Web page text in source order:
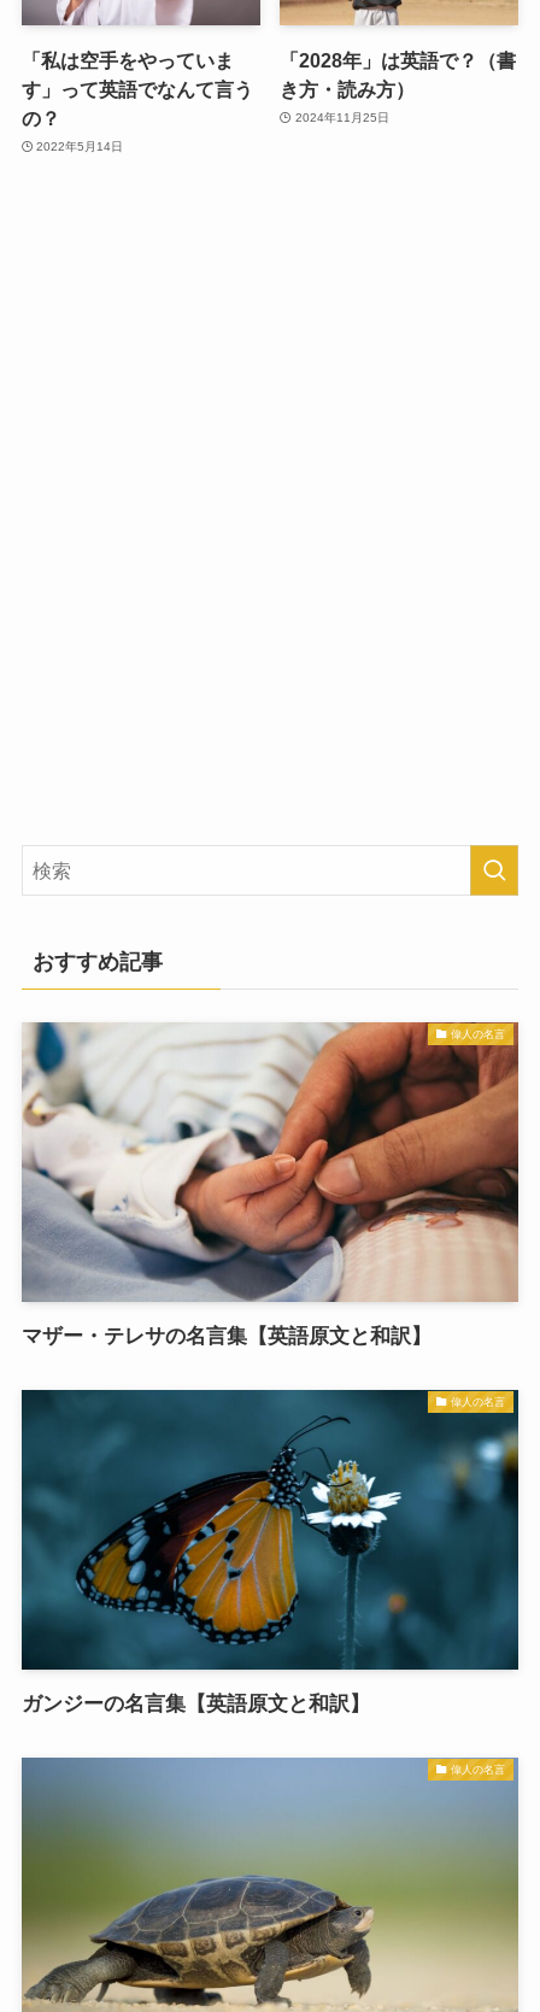
「私は空手をやっていま
す」って英語でなんて言う
の？
2022年5月14日
「2028年」は英語で？（書
き方・読み方）
2024年11月25日
おすすめ記事
偉人の名言
マザー・テレサの名言集【英語原文と和訳】
偉人の名言
ガンジーの名言集【英語原文と和訳】
偉人の名言